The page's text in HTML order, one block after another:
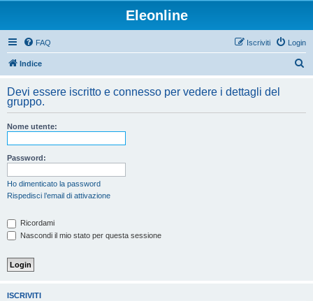
Eleonline
FAQ Login
Iscriviti
Indice
c
Devi essere iscritto e connesso per vedere i dettagli del
gruppo.
Nome utente:
Password:
Ho dimenticato la password
Rispedisci l’email di attivazione
Ricordami
Nascondi il mio stato per questa sessione
ISCRIVITI